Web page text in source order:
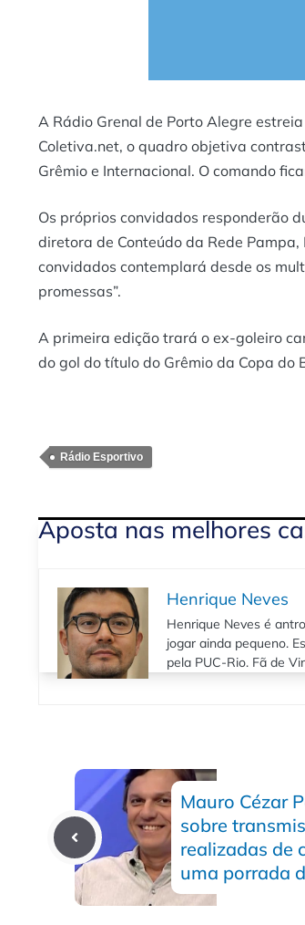
A Rádio Grenal de Porto Alegre
Coletiva.net, o quadro objetiva
Grêmio e Internacional. O comando
Os próprios convidados responderão
diretora de Conteúdo da Rede
convidados contemplará desde os
promessas”.
A primeira edição trará o ex-goleiro
do gol do título do Grêmio da Copa
Rádio Esportivo
Aposta nas melhores
Henrique Neves
Henrique Neves é
jogar ainda pequeno.
pela PUC-Rio. Fã de
Mauro Cézar
sobre
realizadas de
uma porrada